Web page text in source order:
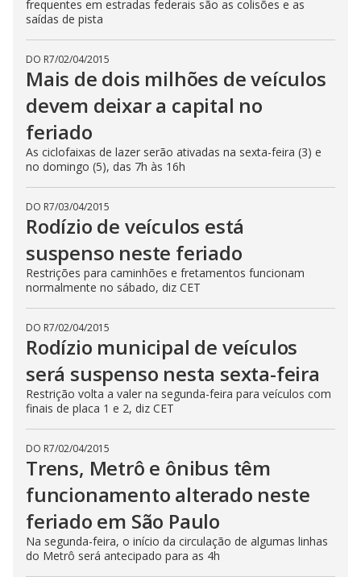
frequentes em estradas federais são as colisões e as
saídas de pista
DO R7/02/04/2015
Mais de dois milhões de veículos
devem deixar a capital no
feriado
As ciclofaixas de lazer serão ativadas na sexta-feira (3) e
no domingo (5), das 7h às 16h
DO R7/03/04/2015
Rodízio de veículos está
suspenso neste feriado
Restrições para caminhões e fretamentos funcionam
normalmente no sábado, diz CET
DO R7/02/04/2015
Rodízio municipal de veículos
será suspenso nesta sexta-feira
Restrição volta a valer na segunda-feira para veículos com
finais de placa 1 e 2, diz CET
DO R7/02/04/2015
Trens, Metrô e ônibus têm
funcionamento alterado neste
feriado em São Paulo
Na segunda-feira, o início da circulação de algumas linhas
do Metrô será antecipado para as 4h